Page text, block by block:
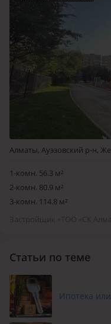
Алматы, Ауэзовский р-н,
1-комн. 56.3 м²
2-комн. 80.9 м²
3-комн. 114.8 м²
Статьи по теме
Ипотека